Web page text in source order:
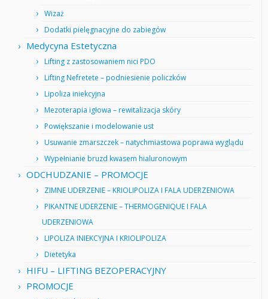
Wizaż
Dodatki pielęgnacyjne do zabiegów
Medycyna Estetyczna
Lifting z zastosowaniem nici PDO
Lifting Nefretete – podniesienie policzków
Lipoliza iniekcyjna
Mezoterapia igłowa – rewitalizacja skóry
Powiększanie i modelowanie ust
Usuwanie zmarszczek – natychmiastowa poprawa wyglądu
Wypełnianie bruzd kwasem hialuronowym
ODCHUDZANIE – PROMOCJE
ZIMNE UDERZENIE – KRIOLIPOLIZA I FALA UDERZENIOWA
PIKANTNE UDERZENIE – THERMOGENIQUE I FALA
UDERZENIOWA
LIPOLIZA INIEKCYJNA I KRIOLIPOLIZA
Dietetyka
HIFU – LIFTING BEZOPERACYJNY
PROMOCJE